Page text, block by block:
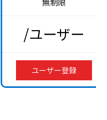
/ユーザー
ユーザー登録